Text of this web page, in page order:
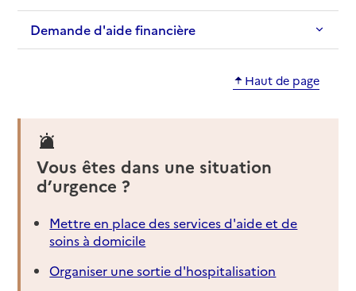
Demande d'aide financière
Haut de page
Vous êtes dans une situation
d’urgence ?
Mettre en place des services d'aide et de
soins à domicile
Organiser une sortie d'hospitalisation